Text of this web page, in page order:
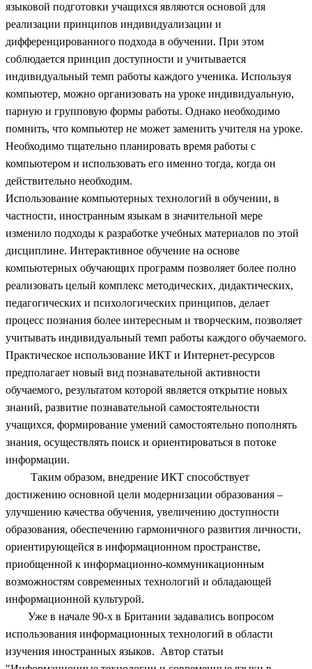
языковой подготовки учащихся являются основой для
реализации принципов индивидуализации и
дифференцированного подхода в обучении. При этом
соблюдается принцип доступности и учитывается
индивидуальный темп работы каждого ученика. Используя
компьютер, можно организовать на уроке индивидуальную,
парную и групповую формы работы. Однако необходимо
помнить, что компьютер не может заменить учителя на уроке.
Необходимо тщательно планировать время работы с
компьютером и использовать его именно тогда, когда он
действительно необходим.
Использование компьютерных технологий в обучении, в
частности, иностранным языкам в значительной мере
изменило подходы к разработке учебных материалов по этой
дисциплине. Интерактивное обучение на основе
компьютерных обучающих программ позволяет более полно
реализовать целый комплекс методических, дидактических,
педагогических и психологических принципов, делает
процесс познания более интересным и творческим, позволяет
учитывать индивидуальный темп работы каждого обучаемого.
Практическое использование ИКТ и Интернет-ресурсов
предполагает новый вид познавательной активности
обучаемого, результатом которой является открытие новых
знаний, развитие познавательной самостоятельности
учащихся, формирование умений самостоятельно пополнять
знания, осуществлять поиск и ориентироваться в потоке
информации.
Таким образом, внедрение ИКТ способствует
достижению основной цели модернизации образования –
улучшению качества обучения, увеличению доступности
образования, обеспечению гармоничного развития личности,
ориентирующейся в информационном пространстве,
приобщенной к информационно-коммуникационным
возможностям современных технологий и обладающей
информационной культурой.
Уже в начале 90-х в Британии задавались вопросом
использования информационных технологий в области
изучения иностранных языков. Автор статьи